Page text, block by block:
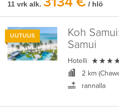
11 vrk alk. / hlö
UUTUUS Koh
Samui
Hotelli
2 km
rannalla